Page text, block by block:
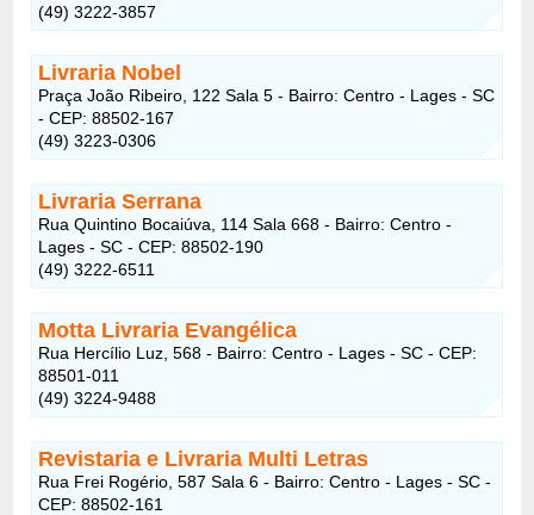
(49) 3222-3857
Livraria Nobel
Praça João Ribeiro, 122 Sala 5 - Bairro: Centro - Lages - SC
- CEP: 88502-167
(49) 3223-0306
Livraria Serrana
Rua Quintino Bocaiúva, 114 Sala 668 - Bairro: Centro -
Lages - SC - CEP: 88502-190
(49) 3222-6511
Motta Livraria Evangélica
Rua Hercílio Luz, 568 - Bairro: Centro - Lages - SC - CEP:
88501-011
(49) 3224-9488
Revistaria e Livraria Multi Letras
Rua Frei Rogério, 587 Sala 6 - Bairro: Centro - Lages - SC -
CEP: 88502-161